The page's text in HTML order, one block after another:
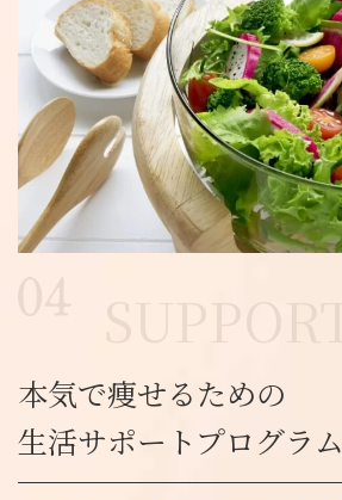
本気で痩せるための
生活サポートプログラム